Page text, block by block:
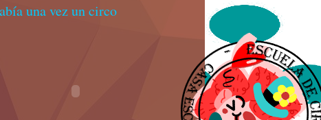
una vez un circo